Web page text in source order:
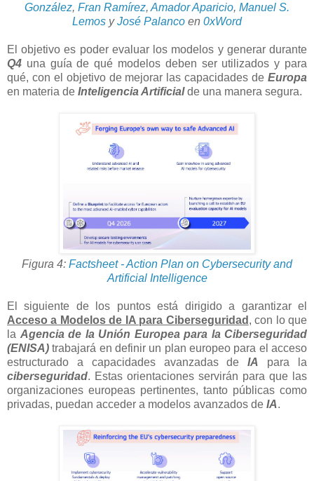
González, Fran Ramírez, Amador Aparicio, Manuel S.
Lemos y José Palanco en 0xWord
El objetivo es poder evaluar los modelos y generar durante
Q4 una guía de qué modelos deben ser utilizados y para
qué, con el objetivo de mejorar las capacidades de Europa
en materia de Inteligencia Artificialde una manera segura.
Figura 4: Factsheet - Action Plan on Cybersecurity and
Artificial Intelligence
El siguiente de los puntos está dirigido a garantizar el
Acceso a Modelos de IA para Ciberseguridad , con lo que
la Agencia de la Unión Europea para la Ciberseguridad
(ENISA) trabajará en definir un plan europeo para el acceso
estructurado a capacidades avanzadas deIA para la
ciberseguridad. Estas orientaciones servirán para que las
organizaciones europeas pertinentes, tanto públicas como
privadas, puedan acceder a modelos avanzados de IA.